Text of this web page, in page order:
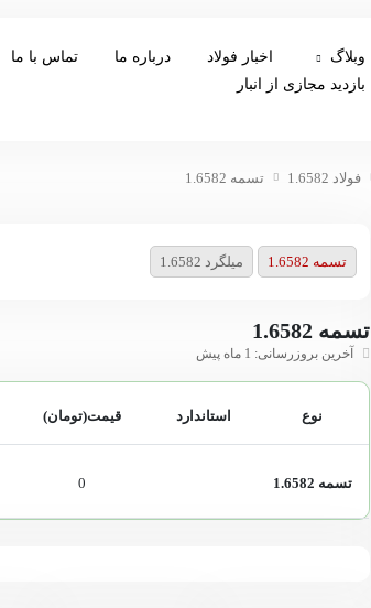
وبلاگ اخبار فولاد درباره ما
تماس با ما
بازدید مجازی از انبار
فولاد 1.6582 تسمه 1.6582
تسمه 1.6582 میلگرد 1.6582
تسمه 1.6582
آخرین بروزرسانی: 1 ماه پیش
نوع استاندارد قیمت(تومان)
تسمه 1.6582 0